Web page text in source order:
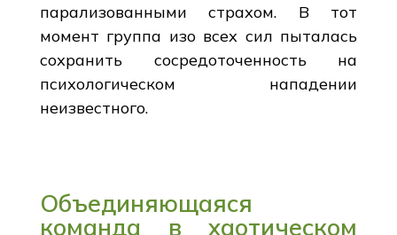
парализованными страхом. В тот
момент группа изо всех сил пыталась
сохранить сосредоточенность на
психологическом нападении
неизвестного.
Объединяющаяся
команда в хаотическом